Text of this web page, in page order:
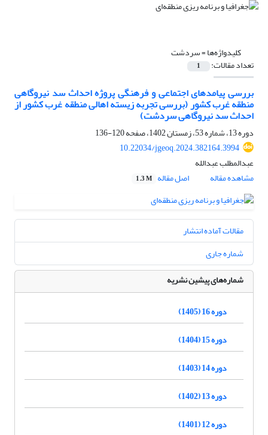
کلیدواژه‌ها =سردشت
تعداد مقالات: 1
بررسی پیامدهای اجتماعی و فرهنگی پروژه احداث سد نیروگاهی
منطقه غرب کشور (بررسی تجربه زیسته اهالی منطقه غرب کشور از
احداث سد نیروگاهی سردشت)
دوره 13، شماره 53، زمستان 1402، صفحه
120-136
10.22034/jgeoq.2024.382164.3994
عبدالمطلب عبدالله
مشاهده مقاله
اصل مقاله 1.3 M
مقالات آماده انتشار
شماره جاری
شماره‌های پیشین نشریه
دوره 16 (1405)
دوره 15 (1404)
دوره 14 (1403)
دوره 13 (1402)
دوره 12 (1401)